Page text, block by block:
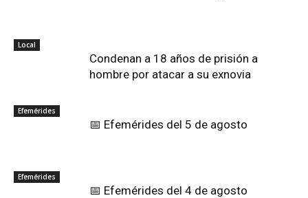
Local
Condenan a 18 años de prisión a
hombre por atacar a su exnovia
Efemérides
📅 Efemérides del 5 de agosto
Efemérides
📅 Efemérides del 4 de agosto